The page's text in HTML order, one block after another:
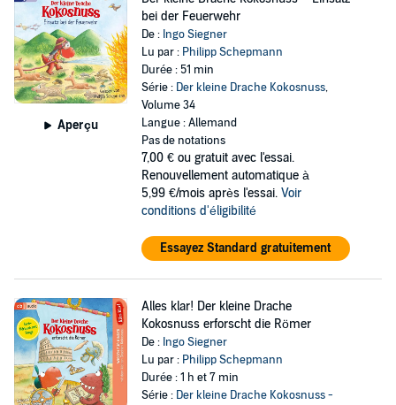
Aperçu
bei der Feuerwehr
De : Ingo Siegner
Lu par : Philipp Schepmann
Durée : 51 min
Série : Der kleine Drache Kokosnuss,
Volume 34
Langue : Allemand
Pas de notations
7,00 € ou gratuit avec l'essai.
Renouvellement automatique à
5,99 €/mois après l'essai. Voir
conditions d'éligibilité
Essayez Standard gratuitement
Alles klar! Der kleine Drache
Kokosnuss erforscht die Römer
De : Ingo Siegner
Lu par : Philipp Schepmann
Durée : 1 h et 7 min
Série : Der kleine Drache Kokosnuss -